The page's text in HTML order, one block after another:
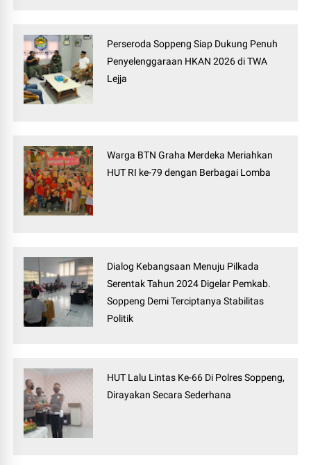
Perseroda Soppeng Siap Dukung Penuh
Penyelenggaraan HKAN 2026 di TWA
Lejja
Warga BTN Graha Merdeka Meriahkan
HUT RI ke-79 dengan Berbagai Lomba
Dialog Kebangsaan Menuju Pilkada
Serentak Tahun 2024 Digelar Pemkab.
Soppeng Demi Terciptanya Stabilitas
Politik
HUT Lalu Lintas Ke-66 Di Polres Soppeng,
Dirayakan Secara Sederhana